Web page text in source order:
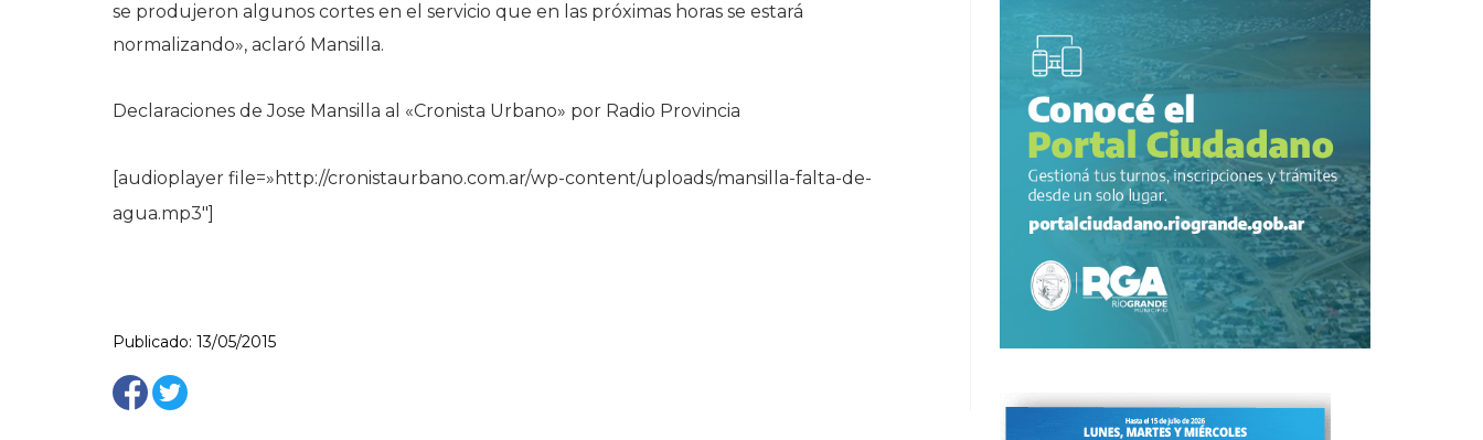
se produjeron algunos cortes en el servicio que en las próximas horas se estará
normalizando», aclaró Mansilla.
Declaraciones de Jose Mansilla al «Cronista Urbano» por Radio Provincia
[audioplayer file=»http://cronistaurbano.com.ar/wp-content/uploads/mansilla-falta-de-
agua.mp3″]
Publicado: 13/05/2015